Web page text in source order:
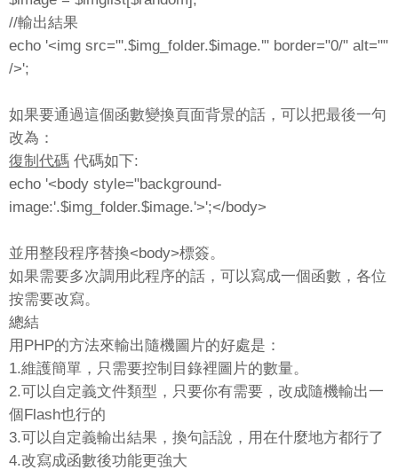
//輸出結果
echo '<img src="'.$img_folder.$image.'" border="0/" alt=""
/>';
如果要通過這個函數變換頁面背景的話，可以把最後一句
改為：
復制代碼 代碼如下:
echo '<body style="background-
image:'.$img_folder.$image.'>';</body>
並用整段程序替換<body>標簽。
如果需要多次調用此程序的話，可以寫成一個函數，各位
按需要改寫。
總結
用PHP的方法來輸出隨機圖片的好處是：
1.維護簡單，只需要控制目錄裡圖片的數量。
2.可以自定義文件類型，只要你有需要，改成隨機輸出一
個Flash也行的
3.可以自定義輸出結果，換句話說，用在什麼地方都行了
4.改寫成函數後功能更強大